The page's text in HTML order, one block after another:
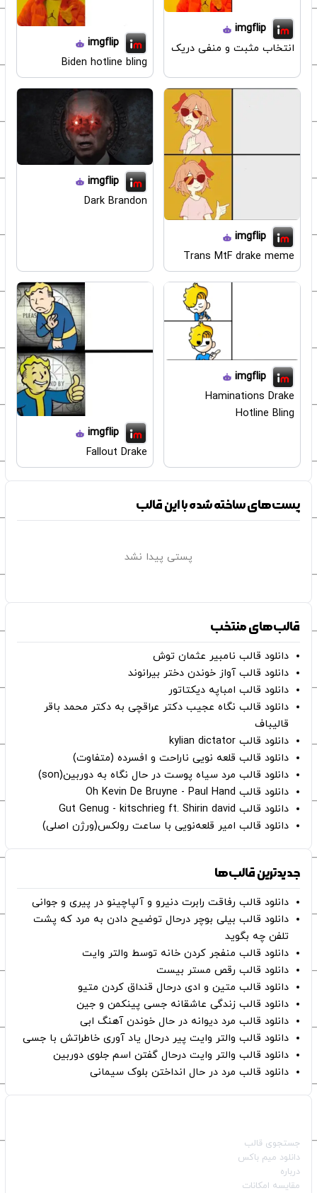
imgflip
انتخاب مثبت و منفی دریک
imgflip
Biden hotline bling
imgflip
Trans MtF drake meme
imgflip
Dark Brandon
imgflip
Haminations Drake
Hotline Bling
imgflip
Fallout Drake
پست‌های ساخته شده با این قالب
پستی پیدا نشد
قالب‌های منتخب
دانلود قالب نامبیر عثمان ‌توش
دانلود قالب آواز خوندن دختر بیرانوند
دانلود قالب امباپه دیکتاتور
دانلود قالب نگاه عجیب دکتر عراقچی به دکتر محمد باقر
قالیباف
دانلود قالب kylian dictator
دانلود قالب قلعه نویی ناراحت و افسرده (متفاوت)
دانلود قالب مرد سیاه پوست در حال نگاه به دوربین(son)
دانلود قالب Oh Kevin De Bruyne - Paul Hand
دانلود قالب Gut Genug - kitschrieg ft. Shirin david
دانلود قالب امیر قلعه‌نویی با ساعت رولکس(ورژن اصلی)
جدیدترین قالب‌ها
دانلود قالب رفاقت رابرت دنیرو و آلپاچینو در پیری و جوانی
دانلود قالب بیلی بوچر درحال توضیح دادن به مرد که پشت
تلفن چه بگوید
دانلود قالب منفجر کردن خانه توسط والتر وایت
دانلود قالب رقص مستر بیست
دانلود قالب متین و ادی درحال قنداق کردن متیو
دانلود قالب زندگی عاشقانه جسی پینکمن و جین
دانلود قالب مرد دیوانه در حال خوندن آهنگ ابی
دانلود قالب والتر وایت پیر درحال یاد آوری خاطراتش با جسی
دانلود قالب والتر وایت درحال گفتن اسم جلوی دوربین
دانلود قالب مرد در حال انداختن بلوک سیمانی
جستجوی قالب
دانلود میم باکس
درباره
مقایسه امکانات